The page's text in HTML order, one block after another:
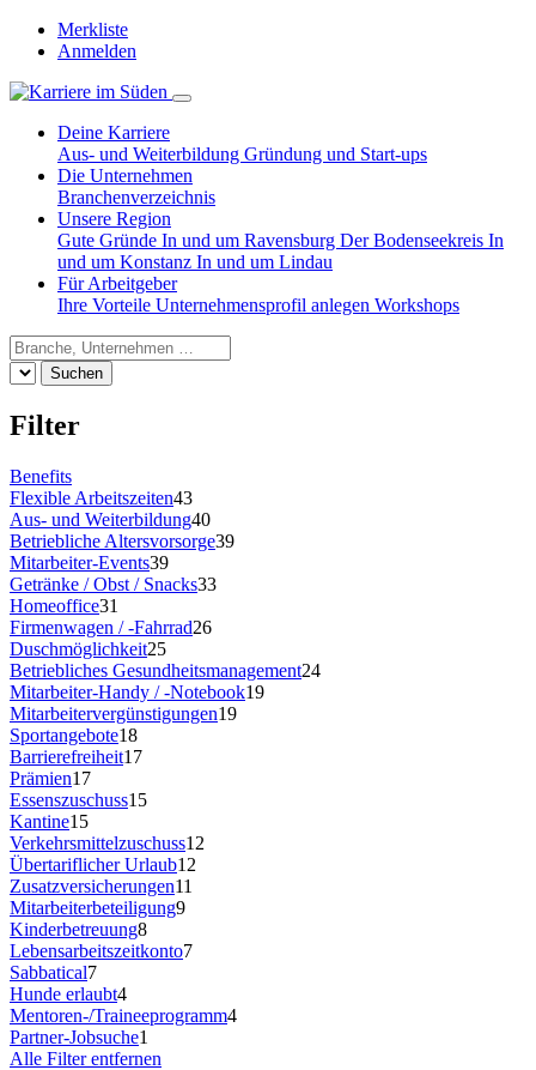
Merkliste
Anmelden
Deine Karriere
Aus- und Weiterbildung Gründung und Start-ups
Die Unternehmen
Branchenverzeichnis
Unsere Region
Gute Gründe In und um Ravensburg Der Bodenseekreis In
und um Konstanz In und um Lindau
Für Arbeitgeber
Ihre Vorteile Unternehmensprofil anlegen Workshops
Suchen
Filter
Benefits
Flexible Arbeitszeiten43
Aus- und Weiterbildung40
Betriebliche Altersvorsorge39
Mitarbeiter-Events39
Getränke / Obst / Snacks33
Homeoffice31
Firmenwagen / -Fahrrad26
Duschmöglichkeit25
Betriebliches Gesundheitsmanagement24
Mitarbeiter-Handy / -Notebook19
Mitarbeitervergünstigungen19
Sportangebote18
Barrierefreiheit17
Prämien17
Essenszuschuss15
Kantine15
Verkehrsmittelzuschuss12
Übertariflicher Urlaub12
Zusatzversicherungen11
Mitarbeiterbeteiligung9
Kinderbetreuung8
Lebensarbeitszeitkonto7
Sabbatical7
Hunde erlaubt4
Mentoren-/Traineeprogramm4
Partner-Jobsuche1
Alle Filter entfernen